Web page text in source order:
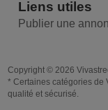
Liens utiles
Publier une
Copyright © 2026
* Certaines catégories de
qualité et sécurisé.